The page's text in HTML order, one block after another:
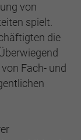
von
spielt.
die
Fach- und
eine zufällig
Betreiber
ein Benutzer
Von Google